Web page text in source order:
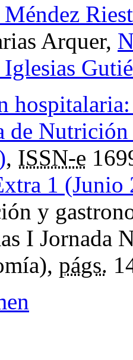
Arquer,
de
, ISSN-e
1 (Junio
y
I Jornada
págs.